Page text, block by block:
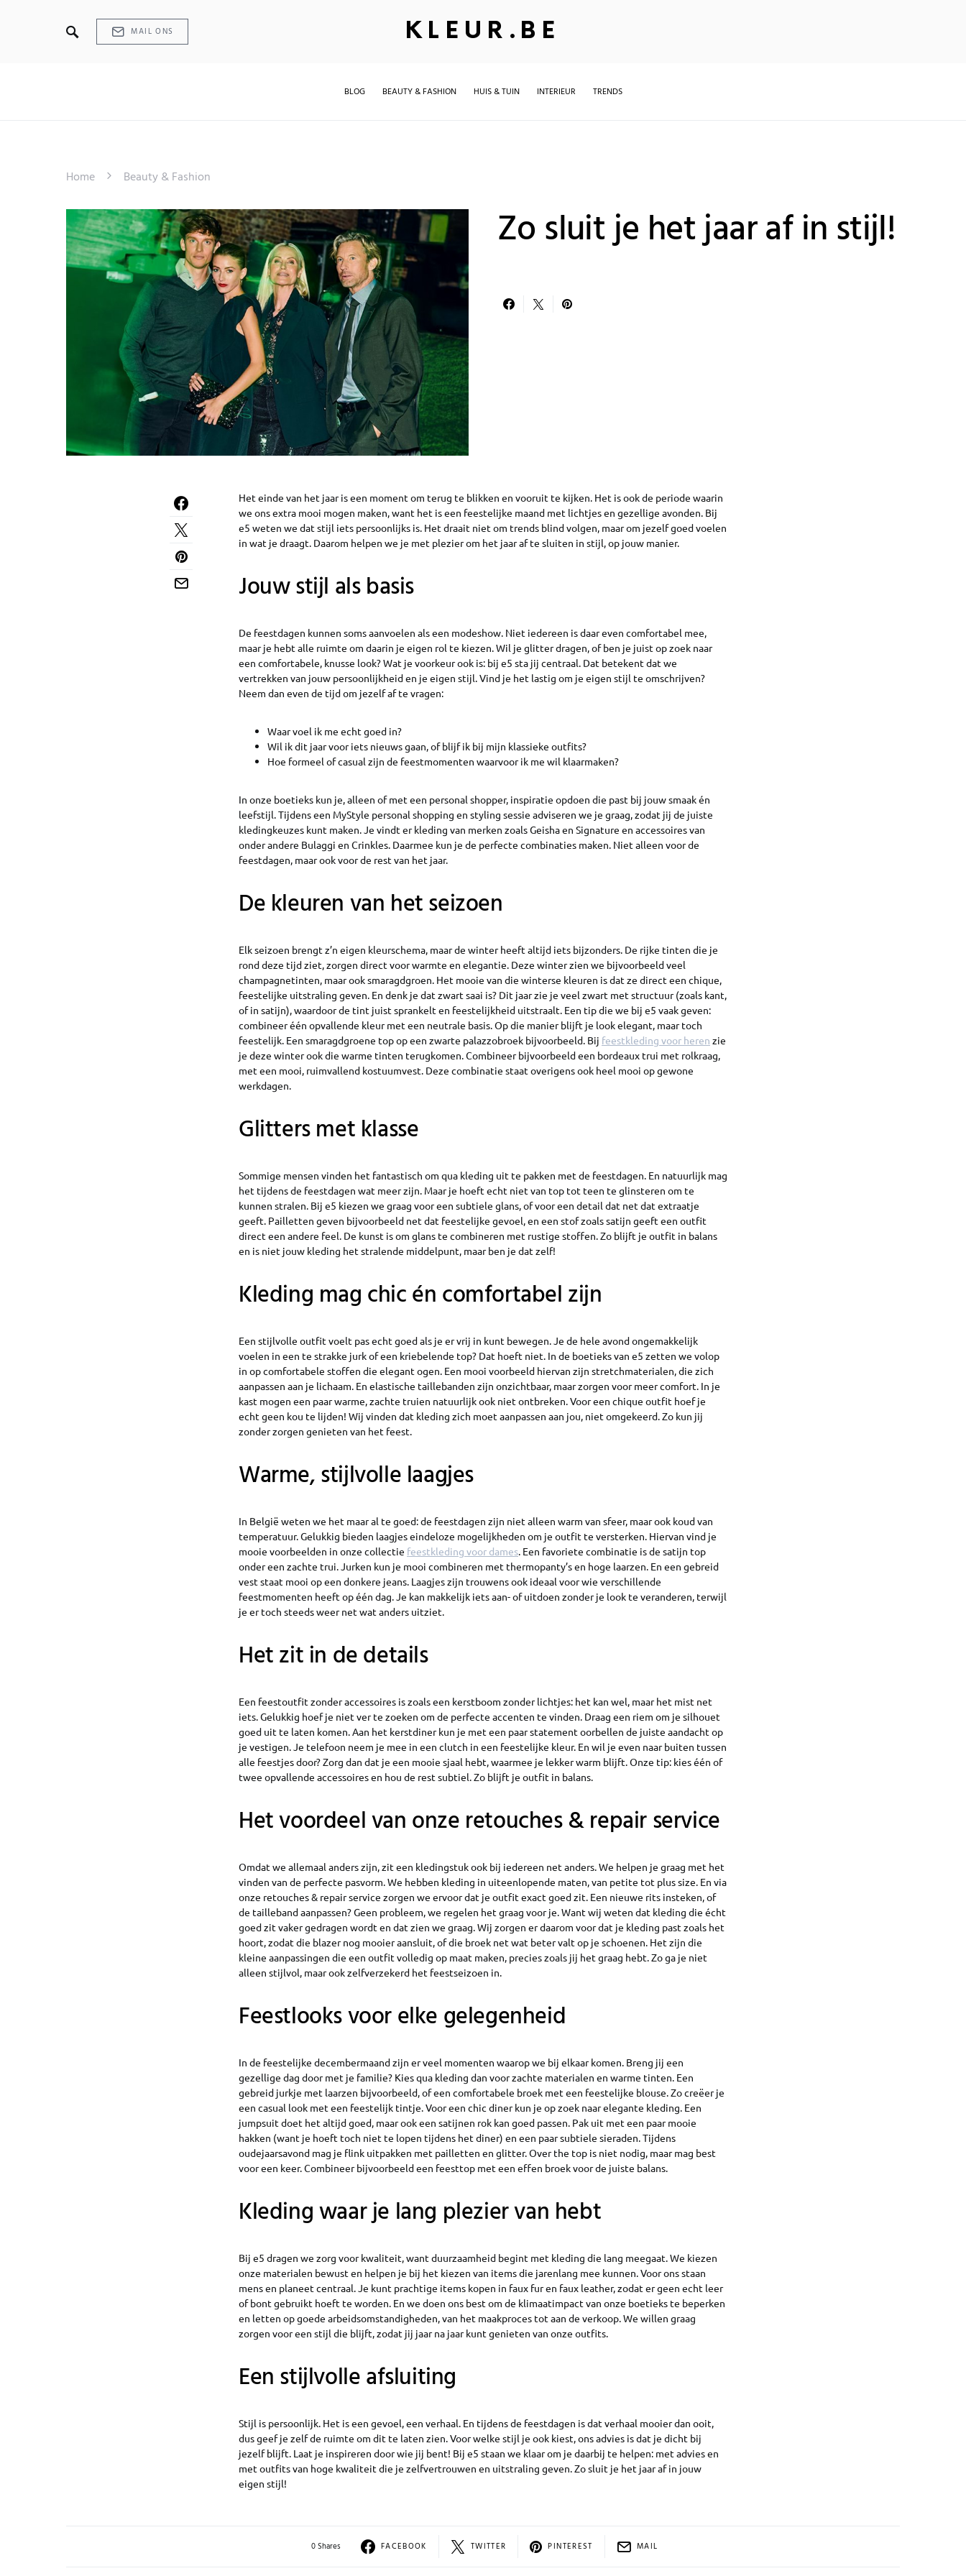
MAIL ONS KLEUR.BE
BLOG BEAUTY & FASHION HUIS & TUIN INTERIEUR TRENDS
Home Beauty & Fashion
Zo sluit je het jaar af in stijl!
Het einde van het jaar is een moment om terug te blikken en vooruit te kijken. Het is ook de periode waarin
we ons extra mooi mogen maken, want het is een feestelijke maand met lichtjes en gezellige avonden. Bij
e5 weten we dat stijl iets persoonlijks is. Het draait niet om trends blind volgen, maar om jezelf goed voelen
in wat je draagt. Daarom helpen we je met plezier om het jaar af te sluiten in stijl, op jouw manier.
Jouw stijl als basis
De feestdagen kunnen soms aanvoelen als een modeshow. Niet iedereen is daar even comfortabel mee,
maar je hebt alle ruimte om daarin je eigen rol te kiezen. Wil je glitter dragen, of ben je juist op zoek naar
een comfortabele, knusse look? Wat je voorkeur ook is: bij e5 sta jij centraal. Dat betekent dat we
vertrekken van jouw persoonlijkheid en je eigen stijl. Vind je het lastig om je eigen stijl te omschrijven?
Neem dan even de tijd om jezelf af te vragen:
Waar voel ik me echt goed in?
Wil ik dit jaar voor iets nieuws gaan, of blijf ik bij mijn klassieke outfits?
Hoe formeel of casual zijn de feestmomenten waarvoor ik me wil klaarmaken?
In onze boetieks kun je, alleen of met een personal shopper, inspiratie opdoen die past bij jouw smaak én
leefstijl. Tijdens een MyStyle personal shopping en styling sessie adviseren we je graag, zodat jij de juiste
kledingkeuzes kunt maken. Je vindt er kleding van merken zoals Geisha en Signature en accessoires van
onder andere Bulaggi en Crinkles. Daarmee kun je de perfecte combinaties maken. Niet alleen voor de
feestdagen, maar ook voor de rest van het jaar.
De kleuren van het seizoen
Elk seizoen brengt z’n eigen kleurschema, maar de winter heeft altijd iets bijzonders. De rijke tinten die je
rond deze tijd ziet, zorgen direct voor warmte en elegantie. Deze winter zien we bijvoorbeeld veel
champagnetinten, maar ook smaragdgroen. Het mooie van die winterse kleuren is dat ze direct een chique,
feestelijke uitstraling geven. En denk je dat zwart saai is? Dit jaar zie je veel zwart met structuur (zoals kant,
of in satijn), waardoor de tint juist sprankelt en feestelijkheid uitstraalt. Een tip die we bij e5 vaak geven:
combineer één opvallende kleur met een neutrale basis. Op die manier blijft je look elegant, maar toch
feestelijk. Een smaragdgroene top op een zwarte palazzobroek bijvoorbeeld. Bij feestkleding voor heren zie
je deze winter ook die warme tinten terugkomen. Combineer bijvoorbeeld een bordeaux trui met rolkraag,
met een mooi, ruimvallend kostuumvest. Deze combinatie staat overigens ook heel mooi op gewone
werkdagen.
Glitters met klasse
Sommige mensen vinden het fantastisch om qua kleding uit te pakken met de feestdagen. En natuurlijk mag
het tijdens de feestdagen wat meer zijn. Maar je hoeft echt niet van top tot teen te glinsteren om te
kunnen stralen. Bij e5 kiezen we graag voor een subtiele glans, of voor een detail dat net dat extraatje
geeft. Pailletten geven bijvoorbeeld net dat feestelijke gevoel, en een stof zoals satijn geeft een outfit
direct een andere feel. De kunst is om glans te combineren met rustige stoffen. Zo blijft je outfit in balans
en is niet jouw kleding het stralende middelpunt, maar ben je dat zelf!
Kleding mag chic én comfortabel zijn
Een stijlvolle outfit voelt pas echt goed als je er vrij in kunt bewegen. Je de hele avond ongemakkelijk
voelen in een te strakke jurk of een kriebelende top? Dat hoeft niet. In de boetieks van e5 zetten we volop
in op comfortabele stoffen die elegant ogen. Een mooi voorbeeld hiervan zijn stretchmaterialen, die zich
aanpassen aan je lichaam. En elastische taillebanden zijn onzichtbaar, maar zorgen voor meer comfort. In je
kast mogen een paar warme, zachte truien natuurlijk ook niet ontbreken. Voor een chique outfit hoef je
echt geen kou te lijden! Wij vinden dat kleding zich moet aanpassen aan jou, niet omgekeerd. Zo kun jij
zonder zorgen genieten van het feest.
Warme, stijlvolle laagjes
In België weten we het maar al te goed: de feestdagen zijn niet alleen warm van sfeer, maar ook koud van
temperatuur. Gelukkig bieden laagjes eindeloze mogelijkheden om je outfit te versterken. Hiervan vind je
mooie voorbeelden in onze collectie feestkleding voor dames. Een favoriete combinatie is de satijn top
onder een zachte trui. Jurken kun je mooi combineren met thermopanty’s en hoge laarzen. En een gebreid
vest staat mooi op een donkere jeans. Laagjes zijn trouwens ook ideaal voor wie verschillende
feestmomenten heeft op één dag. Je kan makkelijk iets aan- of uitdoen zonder je look te veranderen, terwijl
je er toch steeds weer net wat anders uitziet.
Het zit in de details
Een feestoutfit zonder accessoires is zoals een kerstboom zonder lichtjes: het kan wel, maar het mist net
iets. Gelukkig hoef je niet ver te zoeken om de perfecte accenten te vinden. Draag een riem om je silhouet
goed uit te laten komen. Aan het kerstdiner kun je met een paar statement oorbellen de juiste aandacht op
je vestigen. Je telefoon neem je mee in een clutch in een feestelijke kleur. En wil je even naar buiten tussen
alle feestjes door? Zorg dan dat je een mooie sjaal hebt, waarmee je lekker warm blijft. Onze tip: kies één of
twee opvallende accessoires en hou de rest subtiel. Zo blijft je outfit in balans.
Het voordeel van onze retouches & repair service
Omdat we allemaal anders zijn, zit een kledingstuk ook bij iedereen net anders. We helpen je graag met het
vinden van de perfecte pasvorm. We hebben kleding in uiteenlopende maten, van petite tot plus size. En via
onze retouches & repair service zorgen we ervoor dat je outfit exact goed zit. Een nieuwe rits insteken, of
de tailleband aanpassen? Geen probleem, we regelen het graag voor je. Want wij weten dat kleding die écht
goed zit vaker gedragen wordt en dat zien we graag. Wij zorgen er daarom voor dat je kleding past zoals het
hoort, zodat die blazer nog mooier aansluit, of die broek net wat beter valt op je schoenen. Het zijn die
kleine aanpassingen die een outfit volledig op maat maken, precies zoals jij het graag hebt. Zo ga je niet
alleen stijlvol, maar ook zelfverzekerd het feestseizoen in.
Feestlooks voor elke gelegenheid
In de feestelijke decembermaand zijn er veel momenten waarop we bij elkaar komen. Breng jij een
gezellige dag door met je familie? Kies qua kleding dan voor zachte materialen en warme tinten. Een
gebreid jurkje met laarzen bijvoorbeeld, of een comfortabele broek met een feestelijke blouse. Zo creëer je
een casual look met een feestelijk tintje. Voor een chic diner kun je op zoek naar elegante kleding. Een
jumpsuit doet het altijd goed, maar ook een satijnen rok kan goed passen. Pak uit met een paar mooie
hakken (want je hoeft toch niet te lopen tijdens het diner) en een paar subtiele sieraden. Tijdens
oudejaarsavond mag je flink uitpakken met pailletten en glitter. Over the top is niet nodig, maar mag best
voor een keer. Combineer bijvoorbeeld een feesttop met een effen broek voor de juiste balans.
Kleding waar je lang plezier van hebt
Bij e5 dragen we zorg voor kwaliteit, want duurzaamheid begint met kleding die lang meegaat. We kiezen
onze materialen bewust en helpen je bij het kiezen van items die jarenlang mee kunnen. Voor ons staan
mens en planeet centraal. Je kunt prachtige items kopen in faux fur en faux leather, zodat er geen echt leer
of bont gebruikt hoeft te worden. En we doen ons best om de klimaatimpact van onze boetieks te beperken
en letten op goede arbeidsomstandigheden, van het maakproces tot aan de verkoop. We willen graag
zorgen voor een stijl die blijft, zodat jij jaar na jaar kunt genieten van onze outfits.
Een stijlvolle afsluiting
Stijl is persoonlijk. Het is een gevoel, een verhaal. En tijdens de feestdagen is dat verhaal mooier dan ooit,
dus geef je zelf de ruimte om dit te laten zien. Voor welke stijl je ook kiest, ons advies is dat je dicht bij
jezelf blijft. Laat je inspireren door wie jij bent! Bij e5 staan we klaar om je daarbij te helpen: met advies en
met outfits van hoge kwaliteit die je zelfvertrouwen en uitstraling geven. Zo sluit je het jaar af in jouw
eigen stijl!
0 Shares FACEBOOK TWITTER PINTEREST MAIL